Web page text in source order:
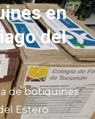
en
del
de botiquines
Estero